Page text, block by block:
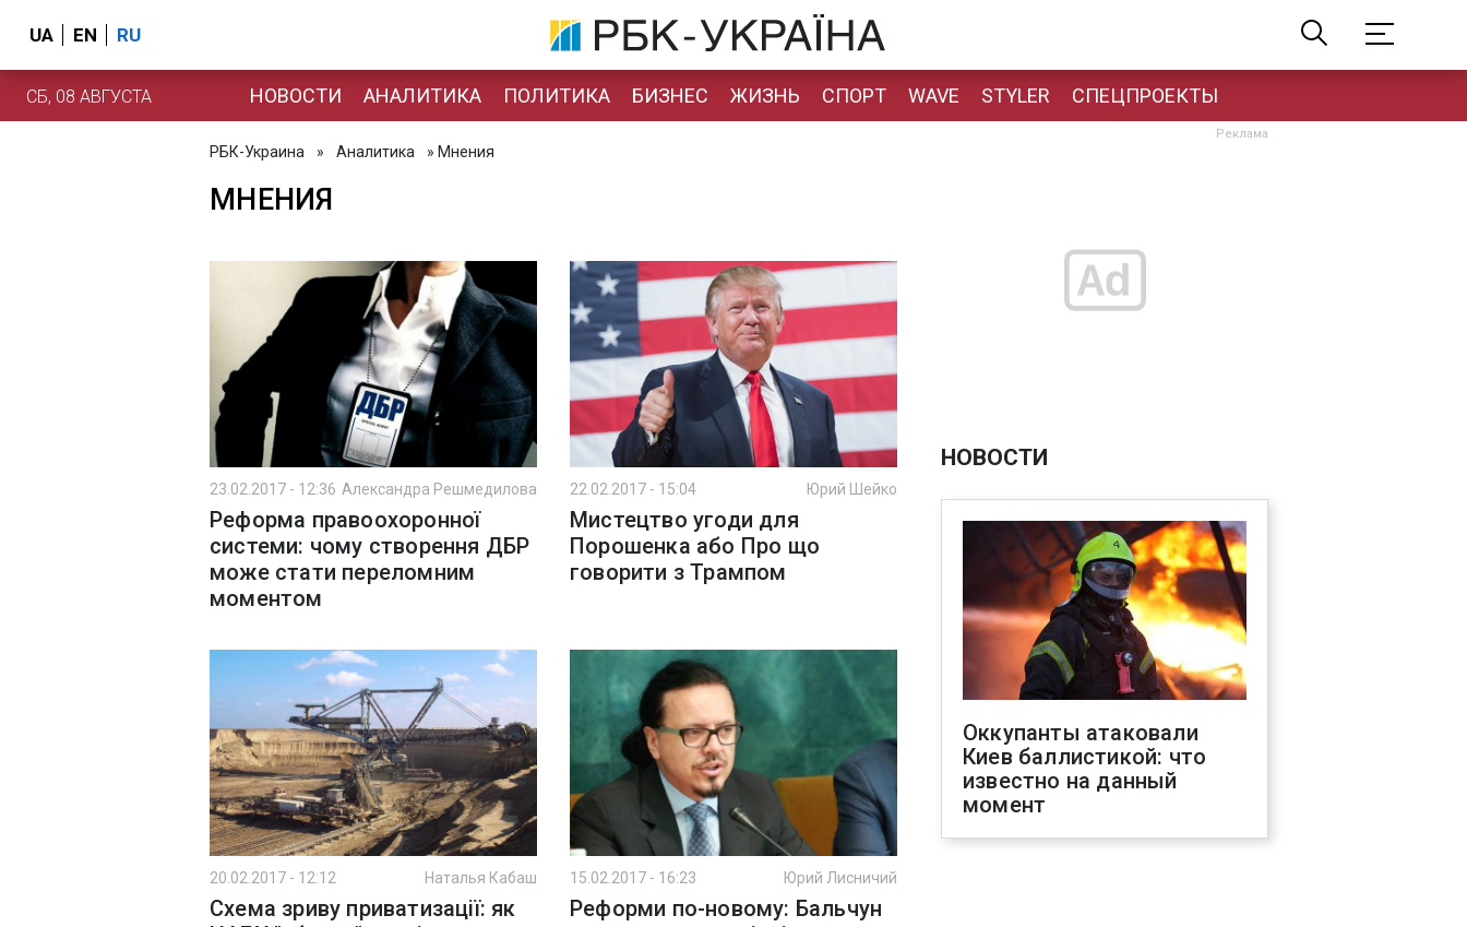
UA EN RU
СБ, 08 АВГУСТА НОВОСТИ АНАЛИТИКА ПОЛИТИКА БИЗНЕС ЖИЗНЬ СПОРТ WAVE STYLER СПЕЦПРОЕКТЫ
РБК-Украина » Аналитика » Мнения
МНЕНИЯ
23.02.2017 - 12:36 Александра Решмедилова
Реформа правоохоронної
системи: чому створення ДБР
може стати переломним
моментом
22.02.2017 - 15:04 Юрий Шейко
Мистецтво угоди для
Порошенка або Про що
говорити з Трампом
20.02.2017 - 12:12 Наталья Кабаш
Схема зриву приватизації: як
15.02.2017 - 16:23 Юрий Лисничий
Реформи по-новому: Бальчун
НОВОСТИ
Оккупанты атаковали
Киев баллистикой: что
известно на данный
момент